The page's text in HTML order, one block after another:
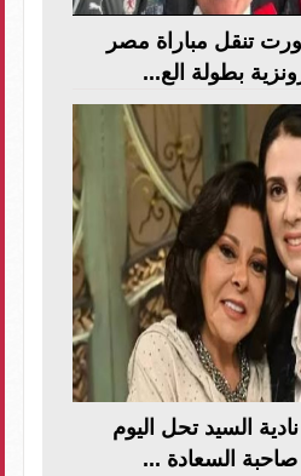
تنقل مباراة مصر
بطولة الع...
السيد تحل اليوم
السعادة ...